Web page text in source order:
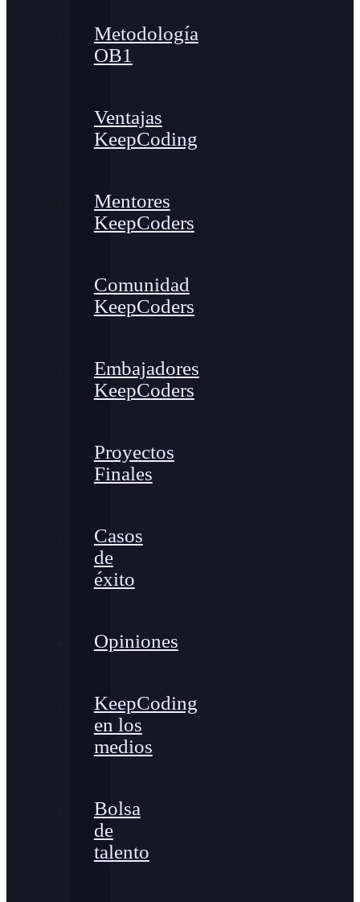
Metodología
OB1
Ventajas
KeepCoding
Mentores
KeepCoders
Comunidad
KeepCoders
Embajadores
KeepCoders
Proyectos
Finales
Casos
de
éxito
Opiniones
KeepCoding
en los
medios
Bolsa
de
talento